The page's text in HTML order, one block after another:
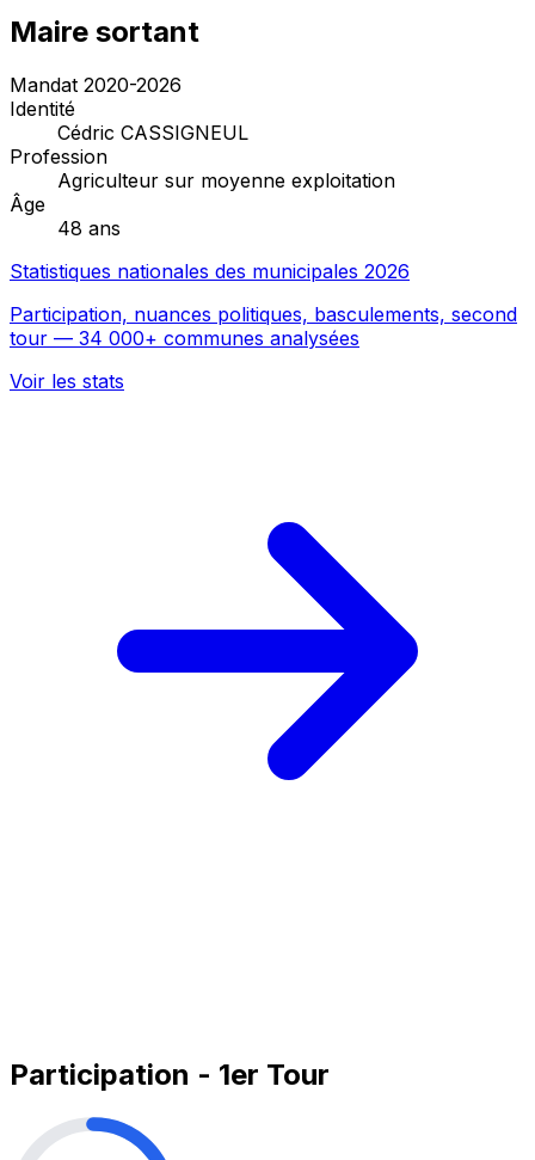
Maire sortant
Mandat 2020-2026
Identité
Cédric CASSIGNEUL
Profession
Agriculteur sur moyenne exploitation
Âge
48 ans
Statistiques nationales des municipales 2026
Participation, nuances politiques, basculements, second
tour — 34 000+ communes analysées
Voir les stats
Participation - 1er Tour